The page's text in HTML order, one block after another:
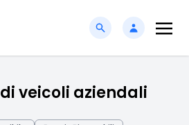
veicoli aziendali